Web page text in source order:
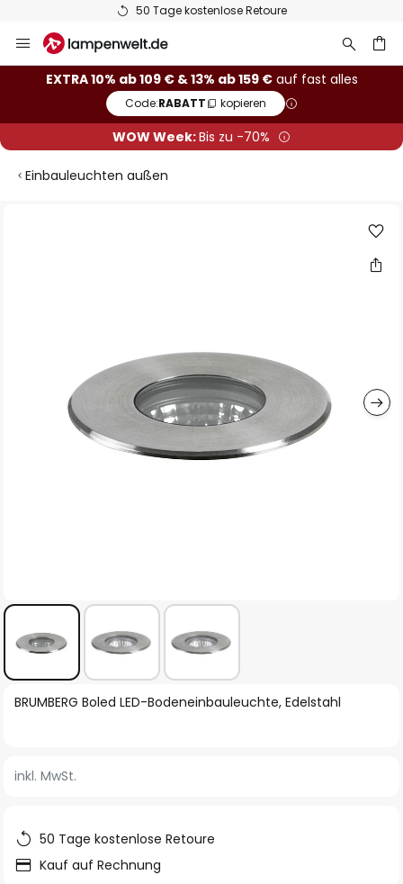
50 Tage kostenlose Retoure
Inhalt
springen
EXTRA 10% ab 109 € & 13% ab 159 €auf fast alles
Code:RABATT kopieren
WOW Week:Bis zu -70%
Einbauleuchten außen
Zum
springen
BRUMBERG Boled LED-Bodeneinbauleuchte, Edelstahl
inkl. MwSt.
50 Tage kostenlose Retoure
Kauf auf Rechnung